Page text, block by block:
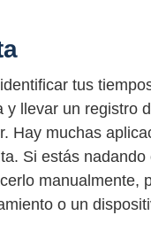
tus
llevar un registro
Hay muchas
Si estás
manualmente,
o un